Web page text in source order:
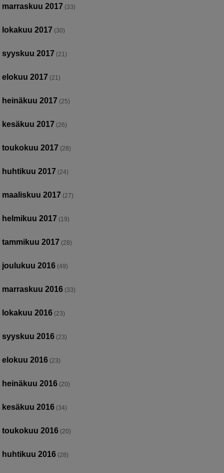
marraskuu 2017 (33)
lokakuu 2017 (30)
syyskuu 2017 (21)
elokuu 2017 (21)
heinäkuu 2017 (25)
kesäkuu 2017 (26)
toukokuu 2017 (28)
huhtikuu 2017 (24)
maaliskuu 2017 (27)
helmikuu 2017 (19)
tammikuu 2017 (28)
joulukuu 2016 (49)
marraskuu 2016 (33)
lokakuu 2016 (23)
syyskuu 2016 (23)
elokuu 2016 (23)
heinäkuu 2016 (20)
kesäkuu 2016 (34)
toukokuu 2016 (20)
huhtikuu 2016 (28)